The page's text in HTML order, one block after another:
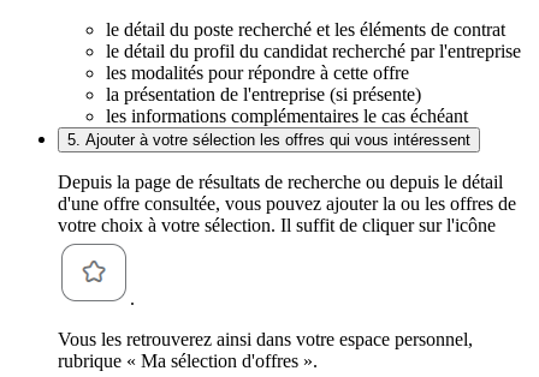
le détail du poste recherché et les éléments de contrat
le détail du profil du candidat recherché par l'entreprise
les modalités pour répondre à cette offre
la présentation de l'entreprise (si présente)
les informations complémentaires le cas échéant
5. Ajouter à votre sélection les offres qui vous intéressent
Depuis la page de résultats de recherche ou depuis le détail
d'une offre consultée, vous pouvez ajouter la ou les offres de
votre choix à votre sélection. Il suffit de cliquer sur l'icône
.
Vous les retrouverez ainsi dans votre espace personnel,
rubrique « Ma sélection d'offres ».